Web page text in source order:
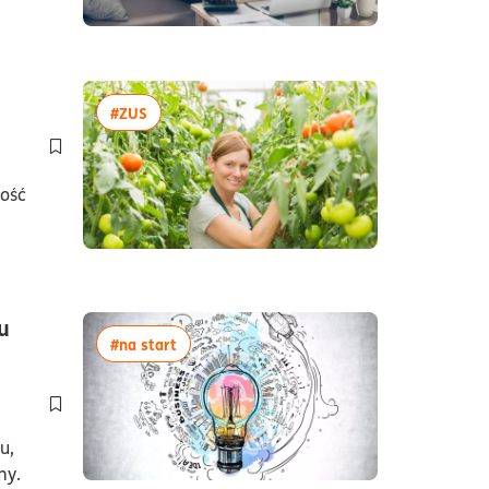
czytania6minuty
Dodaj do półki/usuń z półki artykuł KRUS a działalność
#ZUS więcej artykułów z tagiem:#ZUS
Dodaj do półki/usuń z półki artykuł Co to jest start-up?
#na startwięcej artykułów z tagiem:#na start